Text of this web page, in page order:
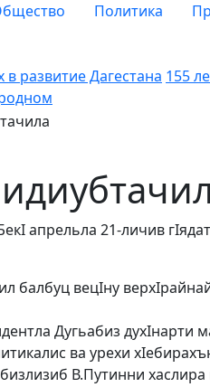
Политика
в развитие Дагестана 155
ап­рельла 21-личив
балбуц вецIну
Дугьабиз духI­нарти
ва урехи
В.Пу­тинни